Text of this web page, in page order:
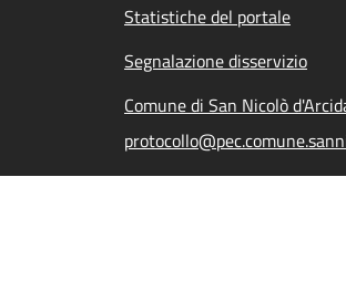
Statistiche del portale
Segnalazione disservizio
Comune di San Nicolò